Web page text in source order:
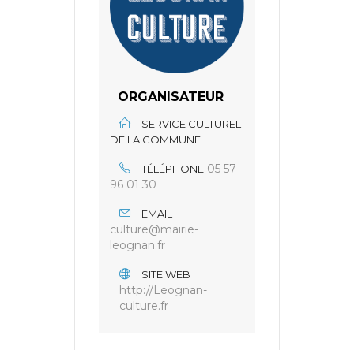
ORGANISATEUR
SERVICE CULTUREL
DE LA COMMUNE
TÉLÉPHONE 05 57
96 01 30
EMAIL
culture@mairie-
leognan.fr
SITE WEB
http://Leognan-
culture.fr